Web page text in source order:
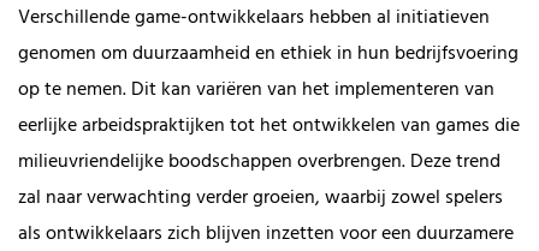
Verschillende game-ontwikkelaars hebben al initiatieven
genomen om duurzaamheid en ethiek in hun bedrijfsvoering
op te nemen. Dit kan variëren van het implementeren van
eerlijke arbeidspraktijken tot het ontwikkelen van games die
milieuvriendelijke boodschappen overbrengen. Deze trend
zal naar verwachting verder groeien, waarbij zowel spelers
als ontwikkelaars zich blijven inzetten voor een duurzamere